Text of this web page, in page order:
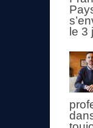
le 3